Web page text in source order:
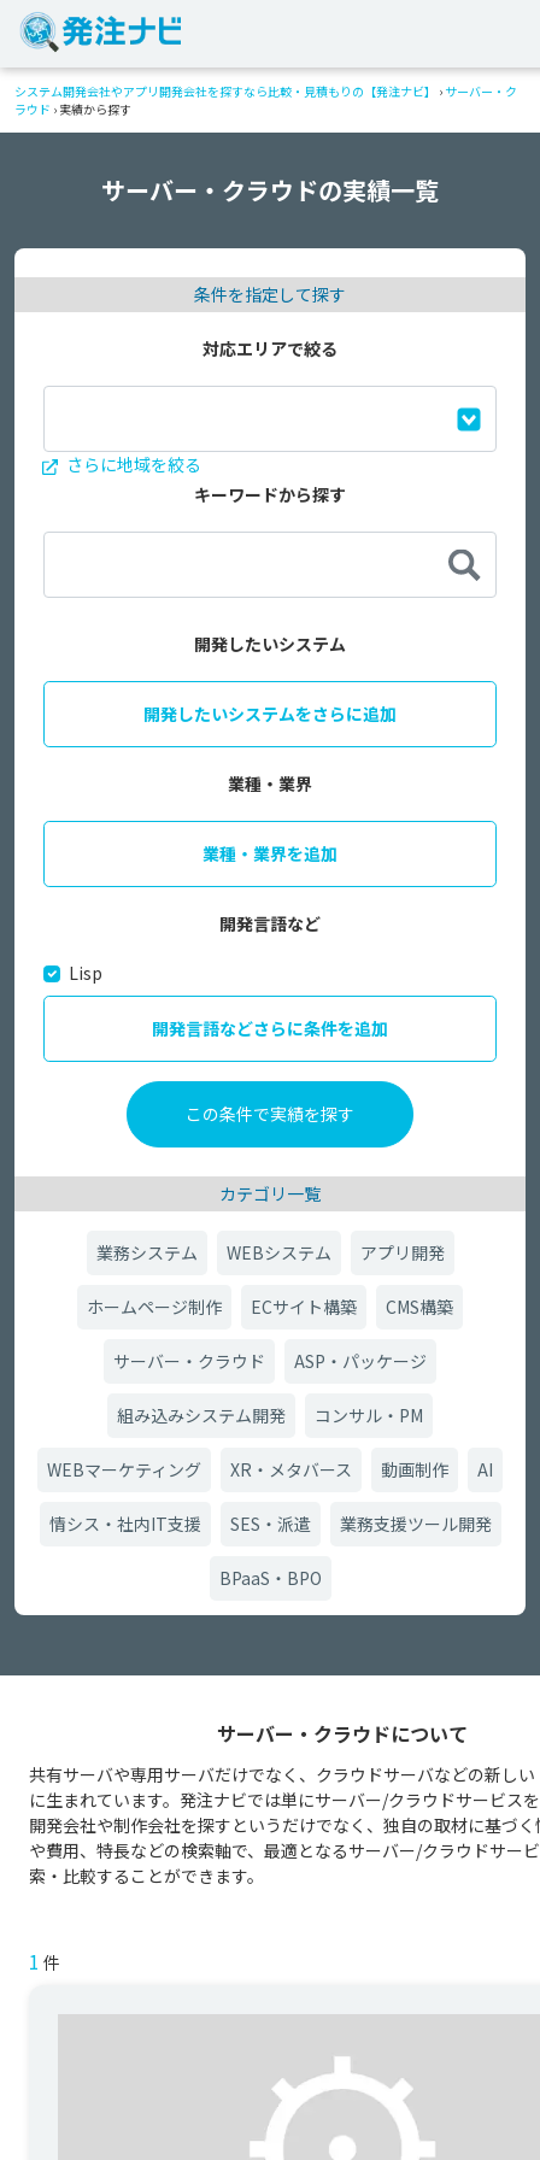
システム開発会社やアプリ開発会社を探すなら比較・見積もりの【発注ナビ】 › サーバー・ク
ラウド › 実績から探す
サーバー・クラウドの実績一覧
条件を指定して探す
対応エリアで絞る
さらに地域を絞る
キーワードから探す
開発したいシステム
開発したいシステムをさらに追加
業種・業界
業種・業界を追加
開発言語など
Lisp
開発言語などさらに条件を追加
カテゴリ一覧
業務システム WEBシステム アプリ開発
ホームページ制作 ECサイト構築 CMS構築
サーバー・クラウド ASP・パッケージ
組み込みシステム開発 コンサル・PM
WEBマーケティング XR・メタバース 動画制作 AI
情シス・社内IT支援 SES・派遣 業務支援ツール開発
BPaaS・BPO
サーバー・クラウドについて
共有サーバや専用サーバだけでなく、クラウドサーバなどの新し
に生まれています。発注ナビでは単にサーバー/クラウドサービス
開発会社や制作会社を探すというだけでなく、独自の取材に基づ
や費用、特長などの検索軸で、最適となるサーバー/クラウドサー
索・比較することができます。
1 件